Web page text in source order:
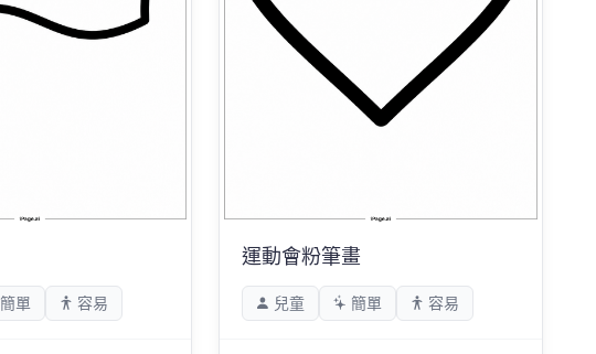
簡單 容易
運動會粉筆畫
兒童 簡單 容易